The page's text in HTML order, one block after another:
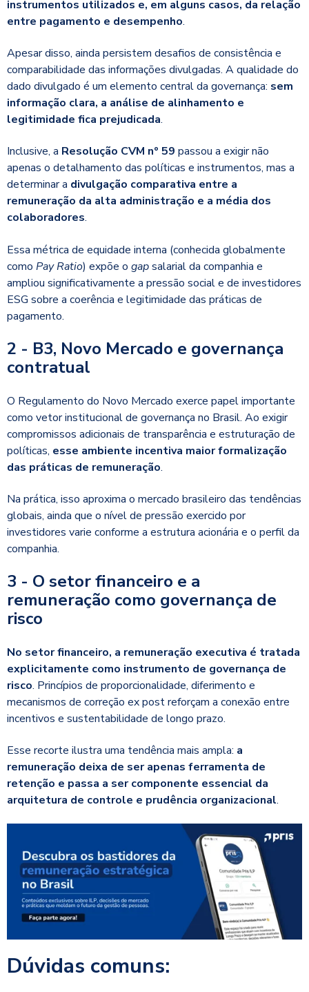
instrumentos utilizados e, em alguns casos, da relação
entre pagamento e desempenho.
Apesar disso, ainda persistem desafios de consistência e
comparabilidade das informações divulgadas. A qualidade do
dado divulgado é um elemento central da governança: sem
informação clara, a análise de alinhamento e
legitimidade fica prejudicada.
Inclusive, a Resolução CVM nº 59 passou a exigir não
apenas o detalhamento das políticas e instrumentos, mas a
determinar a divulgação comparativa entre a
remuneração da alta administração e a média dos
colaboradores.
Essa métrica de equidade interna (conhecida globalmente
como Pay Ratio) expõe o gapsalarial da companhia e
ampliou significativamente a pressão social e de investidores
ESG sobre a coerência e legitimidade das práticas de
pagamento.
2 - B3, Novo Mercado e governança
contratual
O Regulamento do Novo Mercado exerce papel importante
como vetor institucional de governança no Brasil. Ao exigir
compromissos adicionais de transparência e estruturação de
políticas, esse ambiente incentiva maior formalização
das práticas de remuneração.
Na prática, isso aproxima o mercado brasileiro das tendências
globais, ainda que o nível de pressão exercido por
investidores varie conforme a estrutura acionária e o perfil da
companhia.
3 - O setor financeiro e a
remuneração como governança de
risco
No setor financeiro, a remuneração executiva é tratada
explicitamente como instrumento de governança de
risco. Princípios de proporcionalidade, diferimento e
mecanismos de correção ex post reforçam a conexão entre
incentivos e sustentabilidade de longo prazo.
Esse recorte ilustra uma tendência mais ampla: a
remuneração deixa de ser apenas ferramenta de
retenção e passa a ser componente essencial da
arquitetura de controle e prudência organizacional.
Dúvidas comuns: